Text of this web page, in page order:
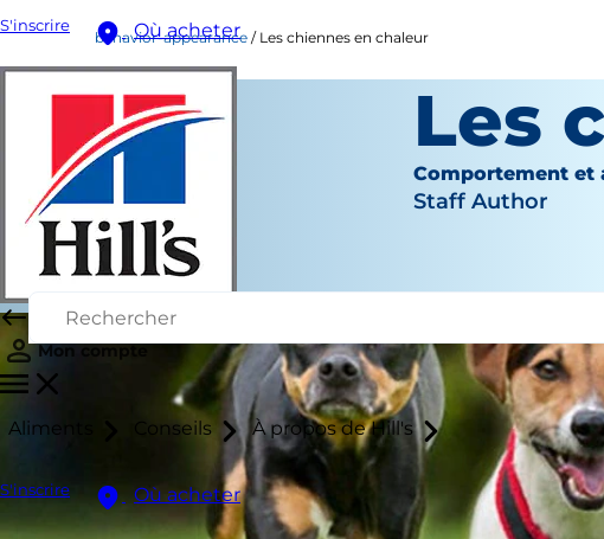
S'inscrire Où acheter
Mon compte
Aliments Conseils À propos de Hill's
S'inscrire Où acheter
behavior-appearance Les chiennes en chaleur
Les
Comportement et
Staff Author